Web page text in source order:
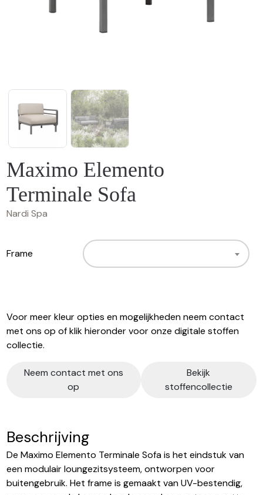
Maximo Elemento
Terminale Sofa
Nardi Spa
Frame
Voor meer kleur opties en mogelijkheden neem contact
met ons op of klik hieronder voor onze digitale stoffen
collectie.
Neem contact met ons
op
Bekijk
stoffencollectie
Beschrijving
De Maximo Elemento Terminale Sofa is het eindstuk van
een modulair loungezitsysteem, ontworpen voor
buitengebruik. Het frame is gemaakt van UV-bestendig,